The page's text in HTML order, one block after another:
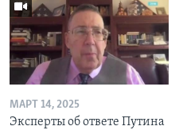
МАРТ 14, 2025
Эксперты об ответе Путина